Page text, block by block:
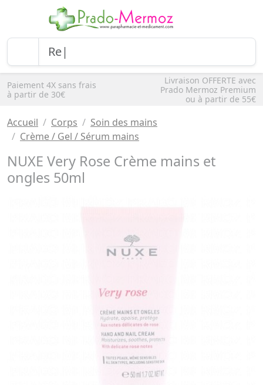
Paiement 4X sans frais
à partir de 30€
Livraison OFFERTE avec
Prado Mermoz Premium
ou à partir de 55€
Accueil Corps
Soin des mains
Crème / Gel / Sérum mains
NUXE Very Rose Crème mains et
ongles 50ml